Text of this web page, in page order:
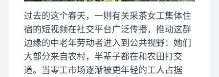
过去的这个春天，一则有关采茶女工集体住
宿的短视频在社交平台广泛传播，推动这群
边缘的中老年劳动者进入到公共视野：她们
大部分来自农村，半辈子都在和农田打交
道。当零工市场逐渐被更年轻的工人占据